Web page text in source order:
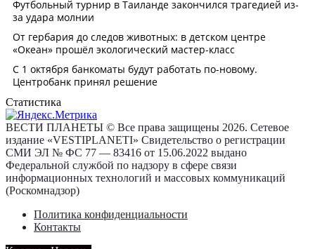
Статистика
ВЕСТИ ПЛАНЕТЫ © Все права защищены 2026. Сетевое
издание «VESTIPLANETI» Свидетельство о регистрации
СМИ ЭЛ № ФС 77 — 83416 от 15.06.2022 выдано
Федеральной службой по надзору в сфере связи
информационных технологий и массовых коммуникаций
(Роскомнадзор)
Политика конфиденциальности
Контакты